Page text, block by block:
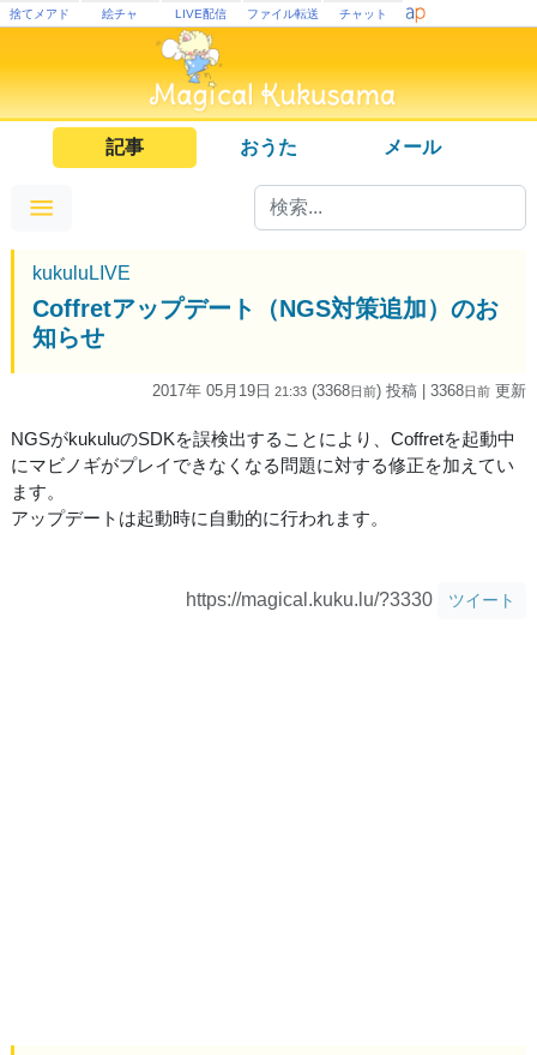
捨てメアド 絵チャ LIVE配信 ファイル転送 チャット
記事 おうた メール
kukuluLIVE
Coffretアップデート（NGS対策追加）のお
知らせ
2017年 05月19日 21:33 (3368日前) 投稿 | 3368日前 更新
NGSがkukuluのSDKを誤検出することにより、Coffretを起動中
にマビノギがプレイできなくなる問題に対する修正を加えてい
ます。
アップデートは起動時に自動的に行われます。
https://magical.kuku.lu/?3330 ツイート